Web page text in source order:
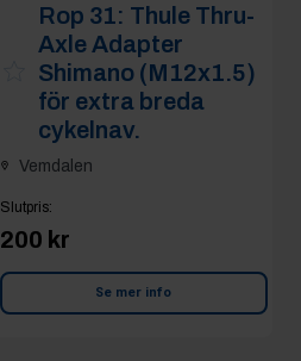
Rop 31: Thule Thru-
Axle Adapter
Shimano (M12x1.5)
för extra breda
cykelnav.
Vemdalen
Slutpris:
200 kr
Se mer info